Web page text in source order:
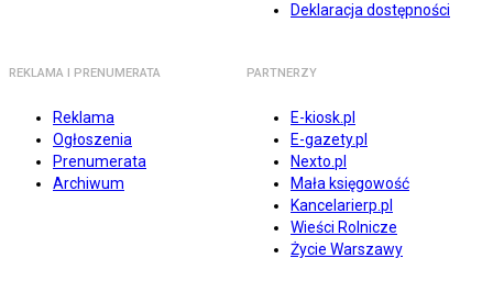
Deklaracja dostępności
REKLAMA I PRENUMERATA
Reklama
Ogłoszenia
Prenumerata
Archiwum
PARTNERZY
E-kiosk.pl
E-gazety.pl
Nexto.pl
Mała księgowość
Kancelarierp.pl
Wieści Rolnicze
Życie Warszawy